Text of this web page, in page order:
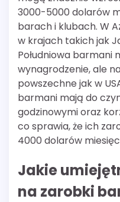
3000-5000 dolarów
barach i klubach. W
w krajach takich jak
Południowa barmani
wynagrodzenie, ale
powszechne jak w
barmani mają do
godzinowymi oraz
co sprawia, że ich
4000 dolarów
Jakie
na zarobki